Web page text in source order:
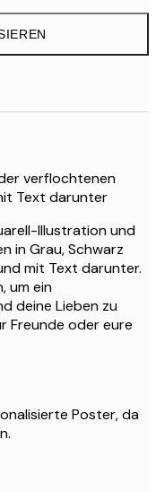
verflochtenen
Text darunter
Illustration und
in Grau, Schwarz
mit Text darunter.
um ein
deine Lieben zu
Freunde oder eure
Poster, da